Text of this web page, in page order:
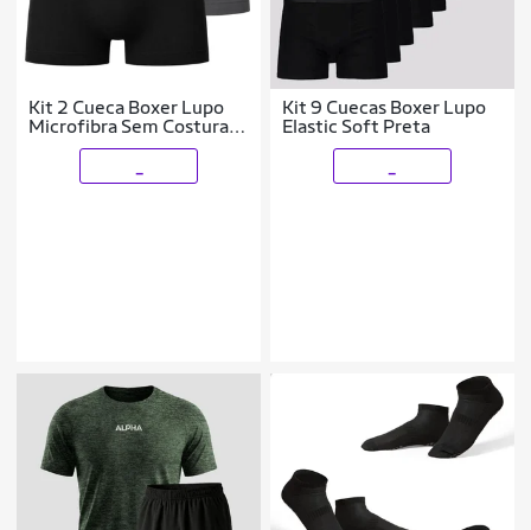
Kit 2 Cueca Boxer Lupo
Microfibra Sem Costura
Masculina Original
Kit 9 Cuecas Boxer Lupo
Elastic Soft Preta